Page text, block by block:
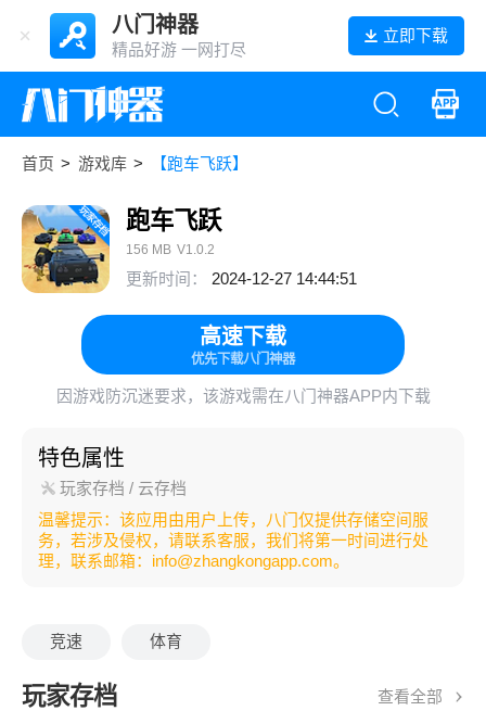
八门神器
精品好游 一网打尽
立即下载
首页 > 游戏库 > 【跑车飞跃】
跑车飞跃
156 MB V1.0.2
更新时间： 2024-12-27 14:44:51
高速下载
优先下载八门神器
因游戏防沉迷要求，该游戏需在八门神器APP内下载
特色属性
玩家存档 / 云存档
温馨提示：该应用由用户上传，八门仅提供存储空间服
务，若涉及侵权，请联系客服，我们将第一时间进行处
理，联系邮箱：info@zhangkongapp.com。
竞速 体育
玩家存档 查看全部